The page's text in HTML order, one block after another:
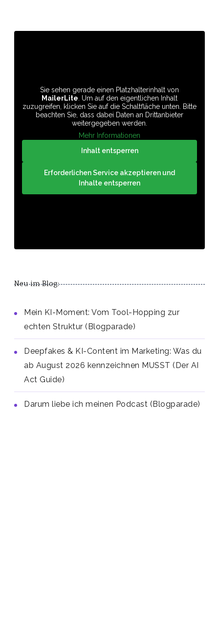
Sie sehen gerade einen Platzhalterinhalt von
MailerLite . Um auf den eigentlichen Inhalt
zuzugreifen, klicken Sie auf die Schaltfläche unten. Bitte
beachten Sie, dass dabei Daten an Drittanbieter
weitergegeben werden.
Mehr Informationen
Inhalt entsperren
Erforderlichen Service akzeptieren und
Inhalte entsperren
Neu im Blog:
Mein KI-Moment: Vom Tool-Hopping zur
echten Struktur (Blogparade)
Deepfakes & KI-Content im Marketing: Was du
ab August 2026 kennzeichnen MUSST (Der AI
Act Guide)
Darum liebe ich meinen Podcast (Blogparade)